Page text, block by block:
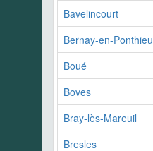
Bavelincourt
Bernay-en-Ponthieu
Boué
Boves
Bray-lès-Mareuil
Bresles